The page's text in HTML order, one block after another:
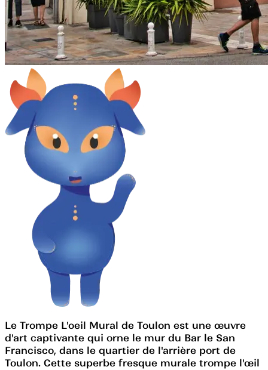
Le Trompe L'oeil Mural de Toulon est une œuvre
d'art captivante qui orne le mur du Bar le San
Francisco, dans le quartier de l'arrière port de
Toulon. Cette superbe fresque murale trompe l'œil